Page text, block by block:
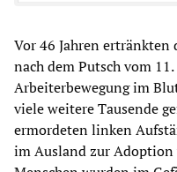
Vor 46 Jahren
nach dem Putsch vom
Arbeiterbewegung im
viele weitere Tausende
ermordeten linken
im Ausland zur Adoption